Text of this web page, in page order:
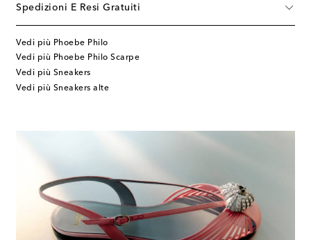
Spedizioni E Resi Gratuiti
Vedi più Phoebe Philo
Vedi più Phoebe Philo Scarpe
Vedi più Sneakers
Vedi più Sneakers alte